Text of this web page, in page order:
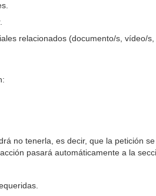
relacionados (documento/s, vídeo/
no tenerla, es decir, que la petición
pasará automáticamente a la